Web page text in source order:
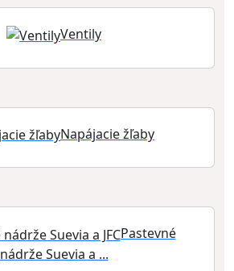
Ventily
Napájacie žľaby
Pastevné
nádrže Suevia a ...